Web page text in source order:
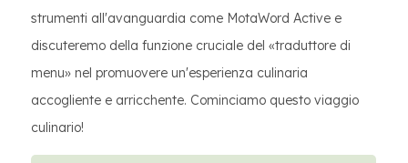
strumenti all'avanguardia come MotaWord Active e
discuteremo della funzione cruciale del «traduttore di
menu» nel promuovere un'esperienza culinaria
accogliente e arricchente. Cominciamo questo viaggio
culinario!